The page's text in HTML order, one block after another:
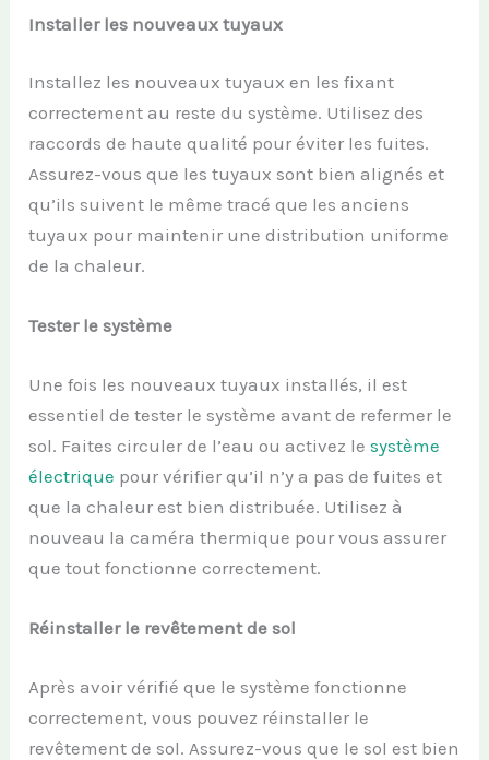
Installer les nouveaux tuyaux
Installez les nouveaux tuyaux en les fixant
correctement au reste du système. Utilisez des
raccords de haute qualité pour éviter les fuites.
Assurez-vous que les tuyaux sont bien alignés et
qu’ils suivent le même tracé que les anciens
tuyaux pour maintenir une distribution uniforme
de la chaleur.
Tester le système
Une fois les nouveaux tuyaux installés, il est
essentiel de tester le système avant de refermer le
sol. Faites circuler de l’eau ou activez lesystème
électrique pour vérifier qu’il n’y a pas de fuites et
que la chaleur est bien distribuée. Utilisez à
nouveau la caméra thermique pour vous assurer
que tout fonctionne correctement.
Réinstaller le revêtement de sol
Après avoir vérifié que le système fonctionne
correctement, vous pouvez réinstaller le
revêtement de sol. Assurez-vous que le sol est bien